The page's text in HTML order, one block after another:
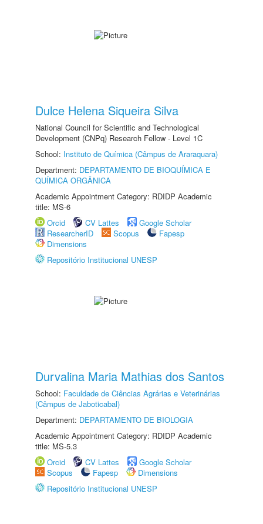
Dulce Helena Siqueira Silva
National Council for Scientific and Technological
Development (CNPq) Research Fellow - Level 1C
School: Instituto de Química (Câmpus de Araraquara)
Department: DEPARTAMENTO DE BIOQUÍMICA E
QUÍMICA ORGÂNICA
Academic Appointment Category: RDIDP Academic
title: MS-6
Orcid
CV Lattes
Google Scholar
ResearcherID
Scopus
Fapesp
Dimensions
Repositório Institucional UNESP
Durvalina Maria Mathias dos Santos
School: Faculdade de Ciências Agrárias e Veterinárias
(Câmpus de Jaboticabal)
Department: DEPARTAMENTO DE BIOLOGIA
Academic Appointment Category: RDIDP Academic
title: MS-5.3
Orcid
CV Lattes
Google Scholar
Scopus
Fapesp
Dimensions
Repositório Institucional UNESP